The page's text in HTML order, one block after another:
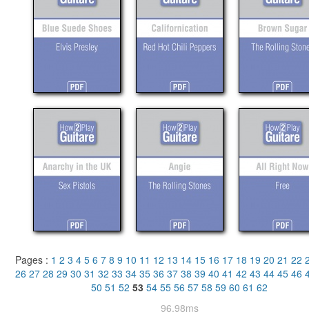
Pages : 1 2 3 4 5 6 7 8 9 10 11 12 13 14 15 16 17 18 19 20 21 22
26 27 28 29 30 31 32 33 34 35 36 37 38 39 40 41 42 43 44 45 46
50 51 52 53 54 55 56 57 58 59 60 61 62
96.98ms